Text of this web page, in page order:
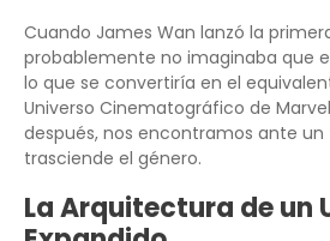
Cuando James Wan lanzó la
probablemente no imaginaba que
lo que se convertiría en el
Universo Cinematográfico de
después, nos encontramos ante
trasciende el género.
La Arquitectura de un